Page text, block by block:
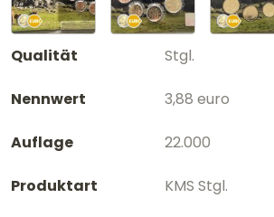
Qualität Stgl.
Nennwert 3,88 euro
Auflage 22.000
Produktart KMS Stgl.